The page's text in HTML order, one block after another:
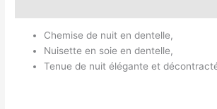
Chemise de nuit en dentelle,
Nuisette en soie en dentelle,
Tenue de nuit élégante et